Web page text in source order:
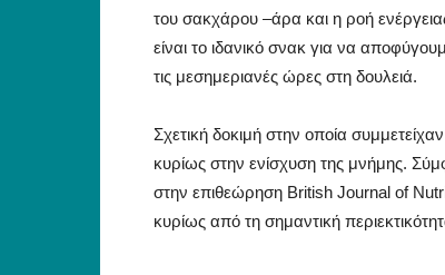
του σακχάρου –άρα και η ροή
είναι το ιδανικό σνακ για να
τις μεσημεριανές ώρες στη δουλειά.
Σχετική δοκιμή στην οποία
κυρίως στην ενίσχυση της μνήμης.
στην επιθεώρηση British Journal of
κυρίως από τη σημαντική